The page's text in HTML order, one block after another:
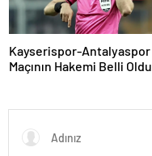
Kayserispor-Antalyaspor
Maçının Hakemi Belli Oldu